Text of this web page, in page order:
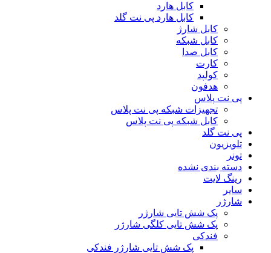
کابل هارد
کابل هارد پی نت گلد
کابل شارژ
کابل شبکه
کابل صدا
کارت
کولپد
هدفون
پی نت پلاس
تجهیزات شبکه پی نت پلاس
کابل شبکه پی نت پلاس
پی نت گلد
تلویزیون
تونر
دسته بندی نشده
رینگ لایت
سایر
شارژر
پک شش تایی شارژر
پک شش تایی کلگی شارژر
فندکی
پک شش تایی شارژر فندکی